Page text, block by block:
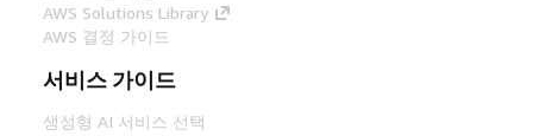
AWS Solutions Library
AWS 결정 가이드
서비스 가이드
생성형 AI 서비스 선택